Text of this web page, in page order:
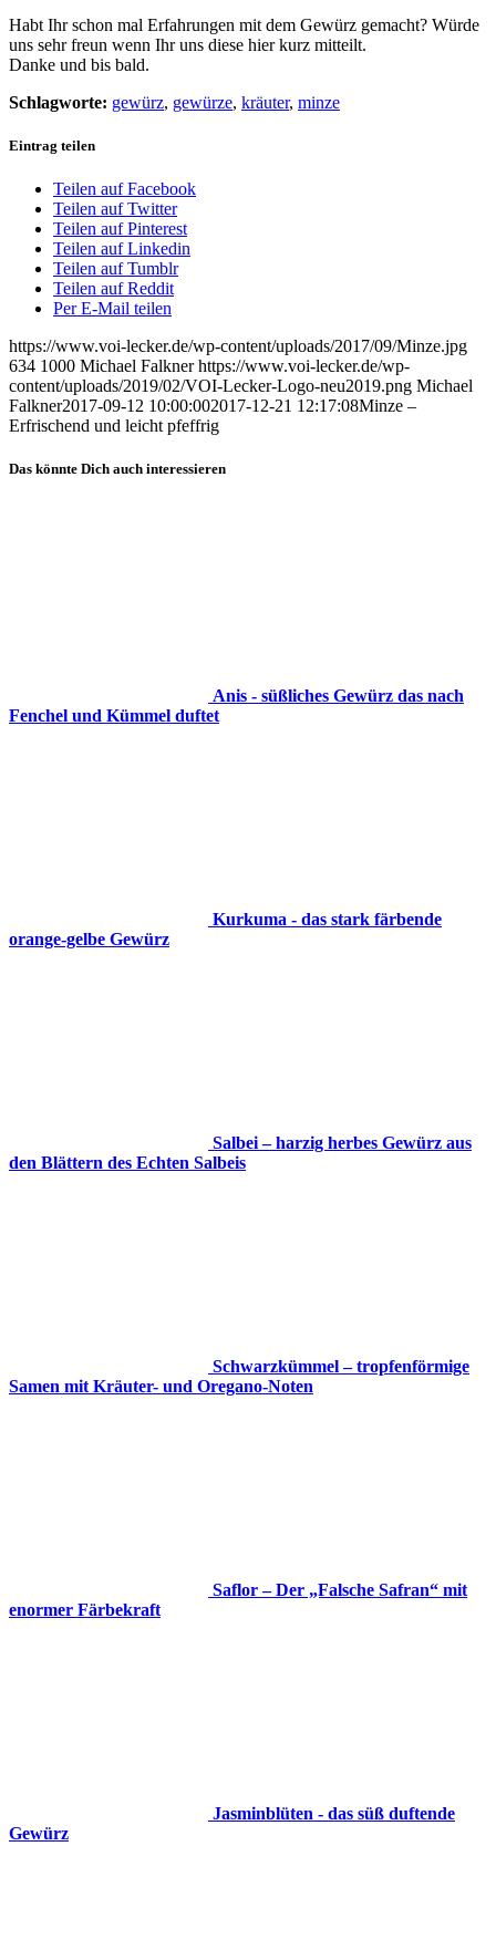
Habt Ihr schon mal Erfahrungen mit dem Gewürz gemacht? Würde
uns sehr freun wenn Ihr uns diese hier kurz mitteilt.
Danke und bis bald.
Schlagworte: gewürz, gewürze, kräuter, minze
Eintrag teilen
Teilen auf Facebook
Teilen auf Twitter
Teilen auf Pinterest
Teilen auf Linkedin
Teilen auf Tumblr
Teilen auf Reddit
Per E-Mail teilen
https://www.voi-lecker.de/wp-content/uploads/2017/09/Minze.jpg
634 1000 Michael Falkner https://www.voi-lecker.de/wp-
content/uploads/2019/02/VOI-Lecker-Logo-neu2019.png Michael
Falkner2017-09-12 10:00:002017-12-21 12:17:08Minze –
Erfrischend und leicht pfeffrig
Das könnte Dich auch interessieren
Anis - süßliches Gewürz das nach
Fenchel und Kümmel duftet
Kurkuma - das stark färbende
orange-gelbe Gewürz
Salbei – harzig herbes Gewürz aus
den Blättern des Echten Salbeis
Schwarzkümmel – tropfenförmige
Samen mit Kräuter- und Oregano-Noten
Saflor – Der „Falsche Safran“ mit
enormer Färbekraft
Jasminblüten - das süß duftende
Gewürz